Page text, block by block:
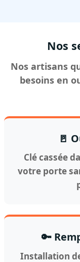
Nos
Nos artisans
besoins en
🚪
Clé cassée
votre porte
🔑
Installation